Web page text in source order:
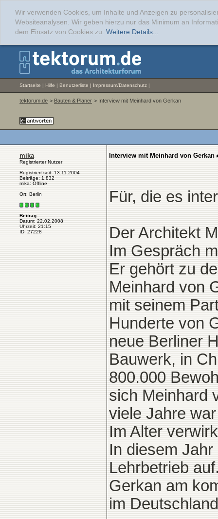
Wir verwenden Cookies, um Inhalte und Anzeigen zu
Websiteanalysen. Wir geben hierzu nur das Minimum an
dem Einsatz von Cookies zu. Weitere Details...
Startseite | Hilfe | Benutzerliste | Impressum/Datenschutz |
tektorum.de > Bauten & Planer > Interview mit Meinhard von Gerkan
mika
Registrierter Nutzer
Registriert seit: 13.11.2004
Beiträge: 1.832
mika: Offline
Ort: Berlin
Beitrag
Datum: 22.02.2008
Uhrzeit: 21:15
ID: 27228
Interview mit Meinhard von Gerkan
Für, die es
Der Architekt
Im Gespräch
Er gehört zu
Meinhard von
mit seinem
Hunderte von
neue Berliner
Bauwerk, in
800.000
sich Meinhard
viele Jahre
Im Alter
In diesem
Lehrbetrieb
Gerkan am
im